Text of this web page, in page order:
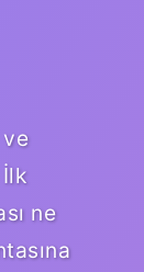
ne